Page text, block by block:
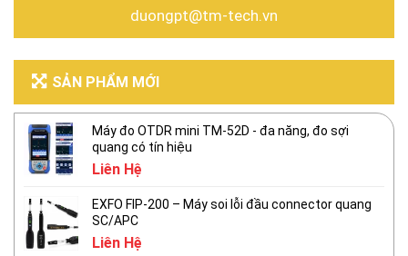
duongpt@tm-tech.vn
SẢN PHẨM MỚI
Máy đo OTDR mini TM-52D - đa năng, đo sợi
quang có tín hiệu
Liên Hệ
EXFO FIP-200 – Máy soi lỗi đầu connector quang
SC/APC
Liên Hệ